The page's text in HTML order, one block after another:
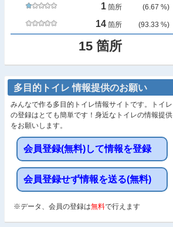
1 箇所 (6.67 %)
14 箇所 (93.33 %)
15 箇所
多目的トイレ 情報提供のお願い
みんなで作る多目的トイレ情報サイトです。トイレ
の登録はとても簡単です！身近なトイレの情報提供
をお願いします。
会員登録(無料)して情報を登録
会員登録せず情報を送る(無料)
※データ、会員の登録は無料で行えます